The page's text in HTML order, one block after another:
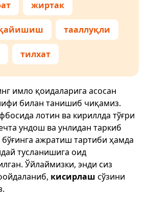
жиртак
тааллуқли
тилхат
имло қоидаларига асосан
билан танишиб чиқамиз.
лотин ва кириллда тўғри
ундош ва унлидан таркиб
бўғинга ажратиш тартиби ҳамда
тусланишига оид
Ўйлаймизки, энди сиз
кисирлаш сўзини